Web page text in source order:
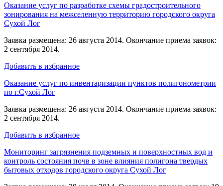
Оказание услуг по разработке схемы градостроительного
зонирования на межселенную территорию городского округа
Сухой Лог
Заявка размещена: 26 августа 2014. Окончание приема заявок:
2 сентября 2014.
Добавить в избранное
Оказание услуг по инвентаризации пунктов полигонометрии
по г.Сухой Лог
Заявка размещена: 26 августа 2014. Окончание приема заявок:
2 сентября 2014.
Добавить в избранное
Мониторинг загрязнения подземных и поверхностных вод и
контроль состояния почв в зоне влияния полигона твердых
бытовых отходов городского округа Сухой Лог